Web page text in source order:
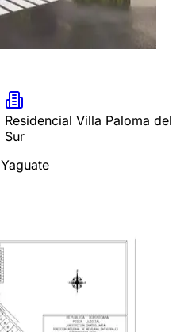
Residencial Villa Paloma del
Sur
Yaguate